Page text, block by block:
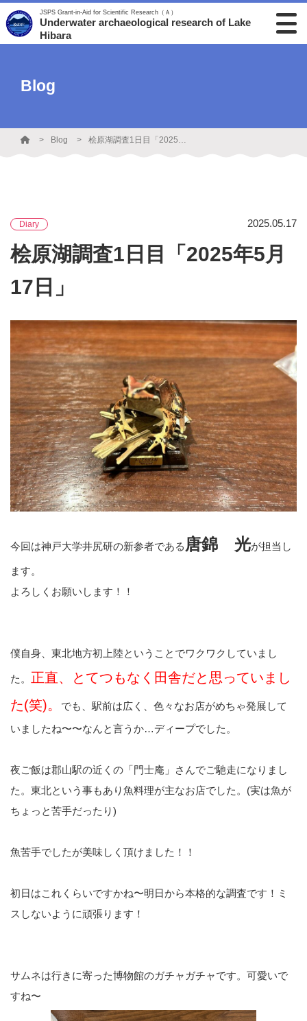
JSPS Grant-in-Aid for Scientific Research（Ａ）
Underwater archaeological research of Lake
Hibara
Blog
Blog 桧原湖調査1日目「2025年5月17日」
Diary 2025.05.17
桧原湖調査1日目「2025年5月
17日」
今回は神戸大学井尻研の新参者である 唐錦 光が担当し
ます。
よろしくお願いします！！
僕自身、東北地方初上陸ということでワクワクしていまし
た。 正直、とてつもなく田舎だと思っていまし
た(笑)。
でも、駅前は広く、色々なお店がめちゃ発展して
いましたね〜〜なんと言うか…ディープでした。
夜ご飯は郡山駅の近くの「門士庵」さんでご馳走になりまし
た。東北という事もあり魚料理が主なお店でした。(実は魚が
ちょっと苦手だったり)
魚苦手でしたが美味しく頂けました！！
初日はこれくらいですかね〜明日から本格的な調査です！ミ
スしないように頑張ります！
サムネは行きに寄った博物館のガチャガチャです。可愛いで
すね〜